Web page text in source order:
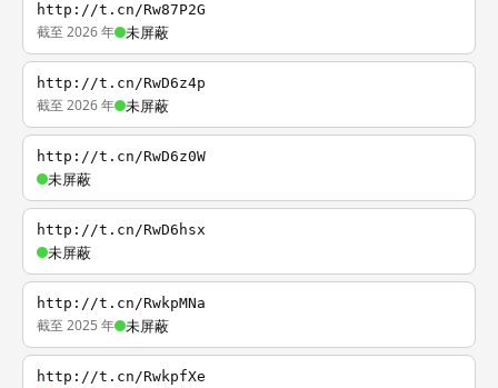
http://t.cn/Rw87P2G
截至 2026 年 未屏蔽
http://t.cn/RwD6z4p
截至 2026 年 未屏蔽
http://t.cn/RwD6z0W
未屏蔽
http://t.cn/RwD6hsx
未屏蔽
http://t.cn/RwkpMNa
截至 2025 年 未屏蔽
http://t.cn/RwkpfXe